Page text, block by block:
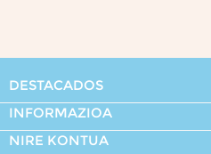
DESTACADOS
INFORMAZIOA
NIRE KONTUA